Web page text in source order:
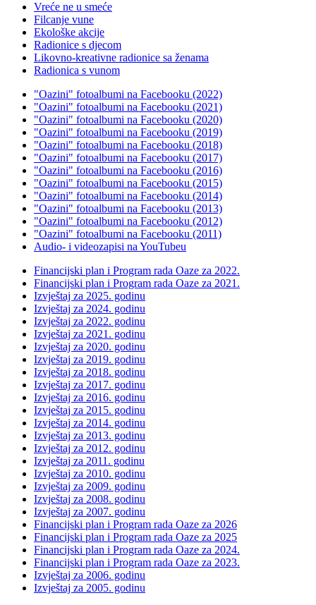
Vreće ne u smeće
Filcanje vune
Ekološke akcije
Radionice s djecom
Likovno-kreativne radionice sa ženama
Radionica s vunom
"Oazini" fotoalbumi na Facebooku (2022)
"Oazini" fotoalbumi na Facebooku (2021)
"Oazini" fotoalbumi na Facebooku (2020)
"Oazini" fotoalbumi na Facebooku (2019)
"Oazini" fotoalbumi na Facebooku (2018)
"Oazini" fotoalbumi na Facebooku (2017)
"Oazini" fotoalbumi na Facebooku (2016)
"Oazini" fotoalbumi na Facebooku (2015)
"Oazini" fotoalbumi na Facebooku (2014)
"Oazini" fotoalbumi na Facebooku (2013)
"Oazini" fotoalbumi na Facebooku (2012)
"Oazini" fotoalbumi na Facebooku (2011)
Audio- i videozapisi na YouTubeu
Financijski plan i Program rada Oaze za 2022.
Financijski plan i Program rada Oaze za 2021.
Izvještaj za 2025. godinu
Izvještaj za 2024. godinu
Izvještaj za 2022. godinu
Izvještaj za 2021. godinu
Izvještaj za 2020. godinu
Izvještaj za 2019. godinu
Izvještaj za 2018. godinu
Izvještaj za 2017. godinu
Izvještaj za 2016. godinu
Izvještaj za 2015. godinu
Izvještaj za 2014. godinu
Izvještaj za 2013. godinu
Izvještaj za 2012. godinu
Izvještaj za 2011. godinu
Izvještaj za 2010. godinu
Izvještaj za 2009. godinu
Izvještaj za 2008. godinu
Izvještaj za 2007. godinu
Financijski plan i Program rada Oaze za 2026
Financijski plan i Program rada Oaze za 2025
Financijski plan i Program rada Oaze za 2024.
Financijski plan i Program rada Oaze za 2023.
Izvještaj za 2006. godinu
Izvještaj za 2005. godinu